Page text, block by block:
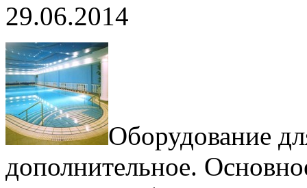
29.06.2014
Оборудование
дополнительное.